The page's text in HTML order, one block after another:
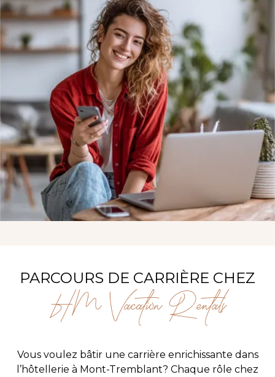
PARCOURS DE CARRIÈRE CHEZ
HM Vacation Rentals
Vous voulez bâtir une carrière enrichissante dans
l’hôtellerie à Mont-Tremblant? Chaque rôle chez